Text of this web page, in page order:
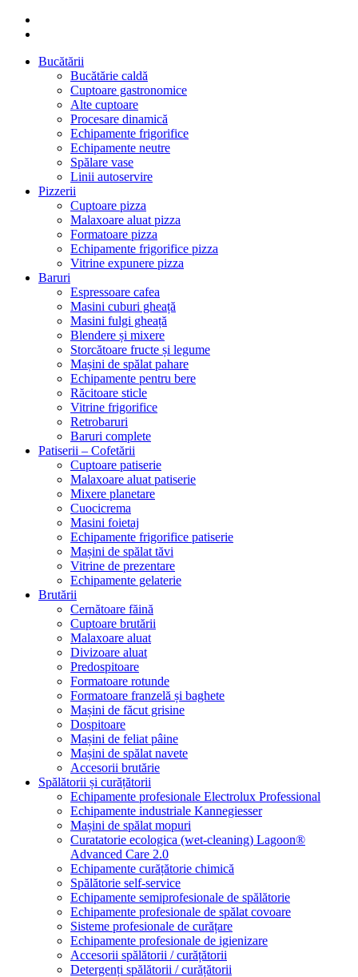
Bucătării
Bucătărie caldă
Cuptoare gastronomice
Alte cuptoare
Procesare dinamică
Echipamente frigorifice
Echipamente neutre
Spălare vase
Linii autoservire
Pizzerii
Cuptoare pizza
Malaxoare aluat pizza
Formatoare pizza
Echipamente frigorifice pizza
Vitrine expunere pizza
Baruri
Espressoare cafea
Masini cuburi gheață
Masini fulgi gheață
Blendere și mixere
Storcătoare fructe și legume
Mașini de spălat pahare
Echipamente pentru bere
Răcitoare sticle
Vitrine frigorifice
Retrobaruri
Baruri complete
Patiserii – Cofetării
Cuptoare patiserie
Malaxoare aluat patiserie
Mixere planetare
Cuocicrema
Masini foietaj
Echipamente frigorifice patiserie
Mașini de spălat tăvi
Vitrine de prezentare
Echipamente gelaterie
Brutării
Cernătoare făină
Cuptoare brutării
Malaxoare aluat
Divizoare aluat
Predospitoare
Formatoare rotunde
Formatoare franzelă și baghete
Mașini de făcut grisine
Dospitoare
Mașini de feliat pâine
Mașini de spălat navete
Accesorii brutărie
Spălătorii și curățătorii
Echipamente profesionale Electrolux Professional
Echipamente industriale Kannegiesser
Mașini de spălat mopuri
Curatatorie ecologica (wet-cleaning) Lagoon®
Advanced Care 2.0
Echipamente curățătorie chimică
Spălătorie self-service
Echipamente semiprofesionale de spălătorie
Echipamente profesionale de spălat covoare
Sisteme profesionale de curățare
Echipamente profesionale de igienizare
Accesorii spălătorii / curățătorii
Detergenți spălătorii / curățătorii